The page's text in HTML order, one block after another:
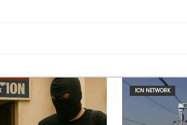
ICN NETWORK